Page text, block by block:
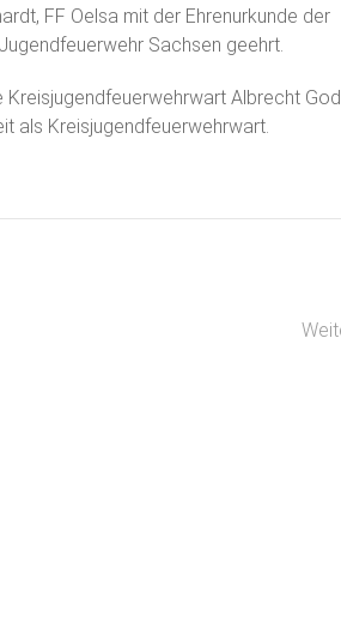
FF Oelsa mit der Ehrenurkunde der
Sachsen geehrt.
Albrecht
als Kreisjugendfeuerwehrwart.